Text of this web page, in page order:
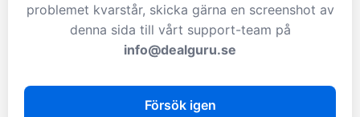
problemet kvarstår, skicka gärna en screenshot av
denna sida till vårt support-team på
info@dealguru.se
Försök igen